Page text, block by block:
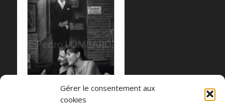
Gérer le consentement aux
cookies